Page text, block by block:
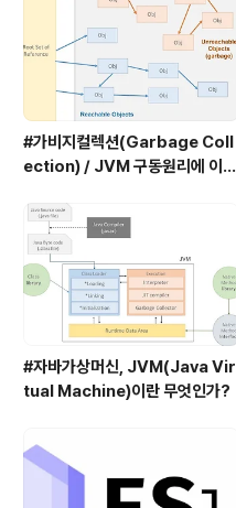
#가비지컬렉션(Garbage Coll
ection) / JVM 구동원리에 이어
#자바가상머신, JVM(Java Vir
tual Machine)이란 무엇인가?